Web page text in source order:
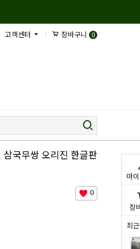
마
장
최
고객센터 장바구니 0
삼국무쌍 오리진 한글판
0